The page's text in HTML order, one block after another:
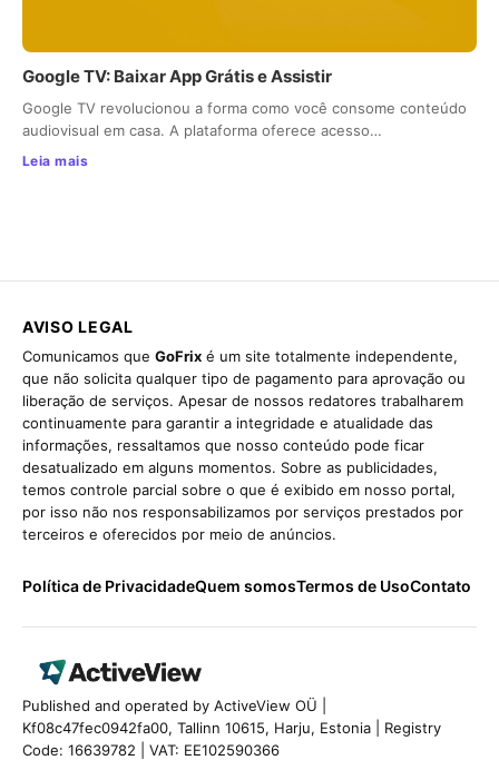
Google TV: Baixar App Grátis e Assistir
Google TV revolucionou a forma como você consome conteúdo
audiovisual em casa. A plataforma oferece acesso…
Leia mais
AVISO LEGAL
Comunicamos que GoFrix é um site totalmente independente,
que não solicita qualquer tipo de pagamento para aprovação ou
liberação de serviços. Apesar de nossos redatores trabalharem
continuamente para garantir a integridade e atualidade das
informações, ressaltamos que nosso conteúdo pode ficar
desatualizado em alguns momentos. Sobre as publicidades,
temos controle parcial sobre o que é exibido em nosso portal,
por isso não nos responsabilizamos por serviços prestados por
terceiros e oferecidos por meio de anúncios.
Política de PrivacidadeQuem somosTermos de UsoContato
Published and operated by ActiveView OÜ |
Kf08c47fec0942fa00, Tallinn 10615, Harju, Estonia | Registry
Code: 16639782 | VAT: EE102590366